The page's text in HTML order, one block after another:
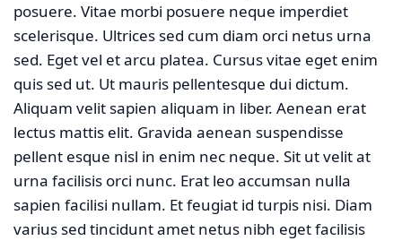
posuere. Vitae morbi posuere neque imperdiet
scelerisque. Ultrices sed cum diam orci netus urna
sed. Eget vel et arcu platea. Cursus vitae eget enim
quis sed ut. Ut mauris pellentesque dui dictum.
Aliquam velit sapien aliquam in liber. Aenean erat
lectus mattis elit. Gravida aenean suspendisse
pellent esque nisl in enim nec neque. Sit ut velit at
urna facilisis orci nunc. Erat leo accumsan nulla
sapien facilisi nullam. Et feugiat id turpis nisi. Diam
varius sed tincidunt amet netus nibh eget facilisis